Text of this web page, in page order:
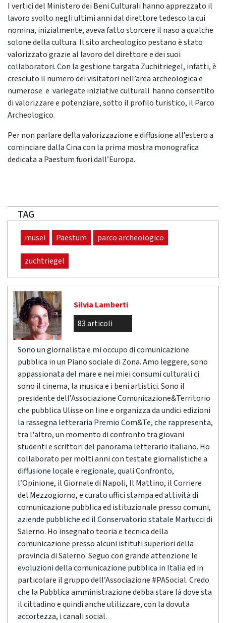
I vertici del Ministero dei Beni Culturali hanno apprezzato il
lavoro svolto negli ultimi anni dal direttore tedesco la cui
nomina, inizialmente, aveva fatto storcere il naso a qualche
solone della cultura. Il sito archeologico pestano è stato
valorizzato grazie al lavoro del direttore e dei suoi
collaboratori. Con la gestione targata Zuchitriegel, infatti, è
cresciuto il numero dei visitatori nell’area archeologica e
numerose e variegate iniziative culturali hanno consentito
di valorizzare e potenziare, sotto il profilo turistico, il Parco
Archeologico.
Per non parlare della valorizzazione e diffusione all’estero a
cominciare dalla Cina con la prima mostra monografica
dedicata a Paestum fuori dall’Europa.
TAG
musei Paestum parco archeologico
zuchtriegel
Silvia Lamberti
83 articoli
Sono un giornalista e mi occupo di comunicazione
pubblica in un Piano sociale di Zona. Amo leggere, sono
appassionata del mare e nei miei consumi culturali ci
sono il cinema, la musica e i beni artistici. Sono il
presidente dell’Associazione Comunicazione&Territorio
che pubblica Ulisse on line e organizza da undici edizioni
la rassegna letteraria Premio Com&Te, che rappresenta,
tra l'altro, un momento di confronto tra giovani
studenti e scrittori del panorama letterario italiano. Ho
collaborato per molti anni con testate giornalistiche a
diffusione locale e regionale, quali Confronto,
l’Opinione, il Giornale di Napoli, Il Mattino, il Corriere
del Mezzogiorno, e curato uffici stampa ed attività di
comunicazione pubblica ed istituzionale presso comuni,
aziende pubbliche ed il Conservatorio statale Martucci di
Salerno. Ho insegnato teoria e tecnica della
comunicazione presso alcuni istituti superiori della
provincia di Salerno. Seguo con grande attenzione le
evoluzioni della comunicazione pubblica in Italia ed in
particolare il gruppo dell’Associazione #PASocial. Credo
che la Pubblica amministrazione debba stare là dove sta
il cittadino e quindi anche utilizzare, con la dovuta
accortezza, i canali social.